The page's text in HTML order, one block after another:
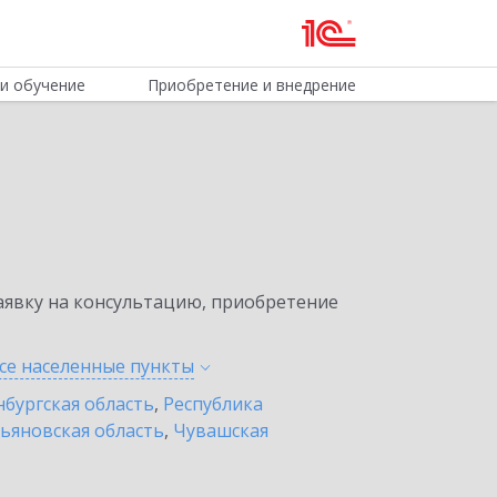
обучение Приобретение и внедрение
на консультацию, приобретение
населенные пункты
область, Республика
область, Чувашская